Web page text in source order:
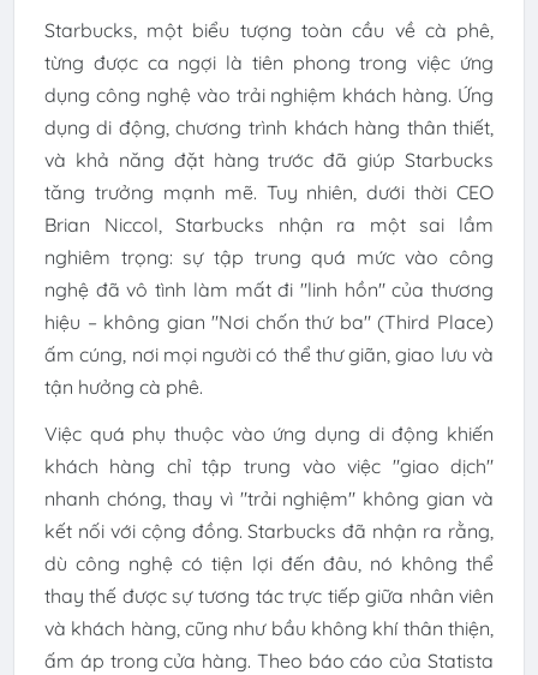
Starbucks, một biểu tượng toàn cầu về cà phê,
từng được ca ngợi là tiên phong trong việc ứng
dụng công nghệ vào trải nghiệm khách hàng. Ứng
dụng di động, chương trình khách hàng thân thiết,
và khả năng đặt hàng trước đã giúp Starbucks
tăng trưởng mạnh mẽ. Tuy nhiên, dưới thời CEO
Brian Niccol, Starbucks nhận ra một sai lầm
nghiêm trọng: sự tập trung quá mức vào công
nghệ đã vô tình làm mất đi "linh hồn" của thương
hiệu – không gian "Nơi chốn thứ ba" (Third Place)
ấm cúng, nơi mọi người có thể thư giãn, giao lưu và
tận hưởng cà phê.
Việc quá phụ thuộc vào ứng dụng di động khiến
khách hàng chỉ tập trung vào việc "giao dịch"
nhanh chóng, thay vì "trải nghiệm" không gian và
kết nối với cộng đồng. Starbucks đã nhận ra rằng,
dù công nghệ có tiện lợi đến đâu, nó không thể
thay thế được sự tương tác trực tiếp giữa nhân viên
và khách hàng, cũng như bầu không khí thân thiện,
ấm áp trong cửa hàng. Theo báo cáo của Statista